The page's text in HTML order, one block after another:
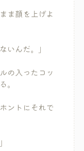
ま顔を上げよ
いんだ。」
の入ったコッ
。
ントにそれで